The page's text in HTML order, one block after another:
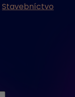
Stavebníctvo